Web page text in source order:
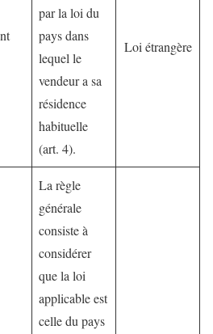
par la loi du
pays dans
lequel le
vendeur a sa
résidence
habituelle
(art. 4).
Loi étrangère
La règle
générale
consiste à
considérer
que la loi
applicable est
celle du pays